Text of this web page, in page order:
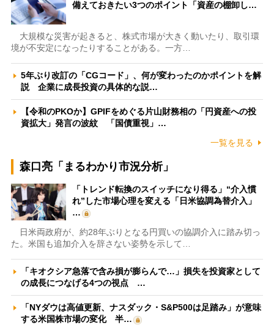
備えておきたい3つのポイント「資産の棚卸し…
大規模な災害が起きると、株式市場が大きく動いたり、取引環
境が不安定になったりすることがある。一方…
5年ぶり改訂の「CGコード」、何が変わったのかポイントを解
説 企業に成長投資の具体的な説…
【令和のPKOか】GPIFをめぐる片山財務相の「円資産への投
資拡大」発言の波紋 「国債重視」…
一覧を見る
森口亮「まるわかり市況分析」
「トレンド転換のスイッチになり得る」“介入慣
れ”した市場心理を変える「日米協調為替介入」
…
日米両政府が、約28年ぶりとなる円買いの協調介入に踏み切っ
た。米国も追加介入を辞さない姿勢を示して…
「キオクシア急落で含み損が膨らんで…」損失を投資家として
の成長につなげる4つの視点 …
「NYダウは高値更新、ナスダック・S&P500は足踏み」が意味
する米国株市場の変化 半…